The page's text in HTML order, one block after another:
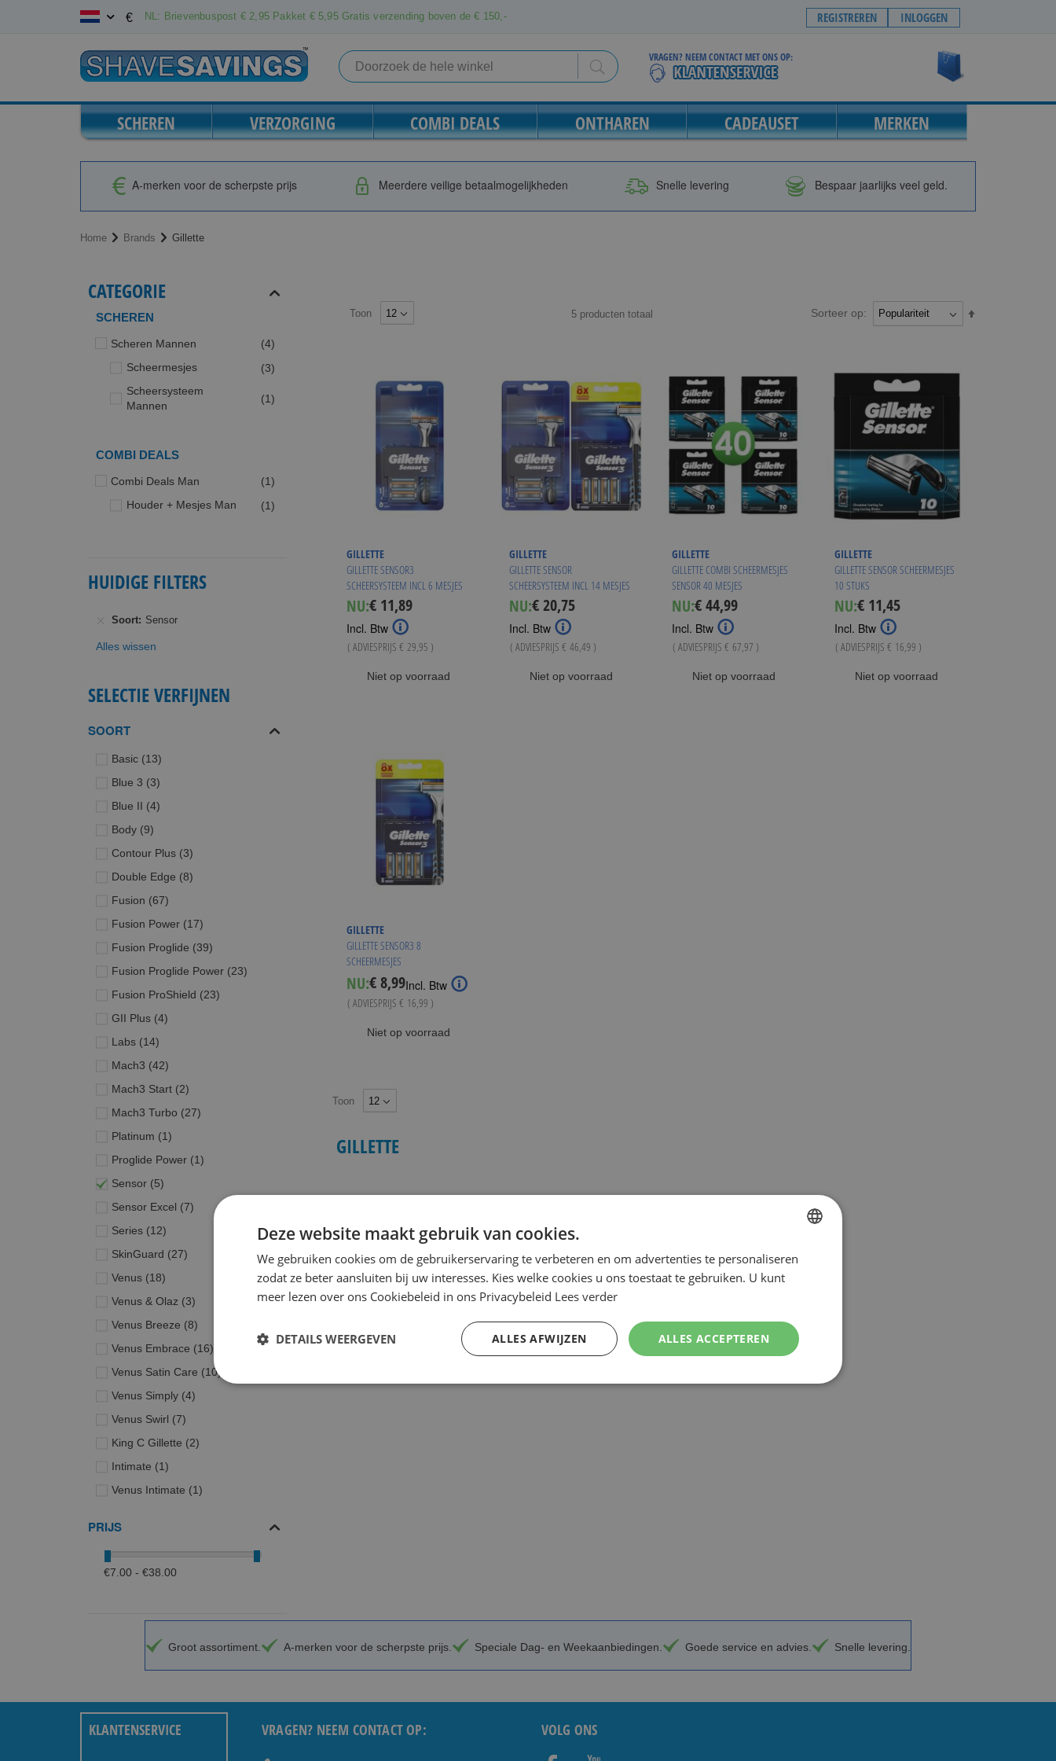
Ga
inhoud
€ NL: Brievenbuspost € 2,95 Pakket € 5,95 Gratis verzending boven de € 150,- REGISTREREN INLOGGEN
Search
VRAGEN? NEEM CONTACT MET ONS OP:
SCHEREN VERZORGING COMBI DEALS ONTHAREN CADEAUSET MERKEN
A-merken voor de scherpste prijs Meerdere veilige betaalmogelijkheden Snelle levering Bespaar jaarlijks veel geld.
Home Brands Gillette
Toon Sorteer op:
5 productentotaal
GILLETTE
GILLETTE SENSOR3
SCHEERSYSTEEM INCL 6 MESJES
NU:Special
Price
€ 11,89
Incl. Btw
( ADVIESPRIJS € 29,95 )
Niet op voorraad
GILLETTE
GILLETTE SENSOR
SCHEERSYSTEEM INCL 14 MESJES
NU:Special
Price
€ 20,75
Incl. Btw
( ADVIESPRIJS € 46,49 )
Niet op voorraad
GILLETTE
GILLETTE COMBI SCHEERMESJES
SENSOR 40 MESJES
NU:Special
Price
€ 44,99
Incl. Btw
( ADVIESPRIJS € 67,97 )
Niet op voorraad
GILLETTE
GILLETTE SENSOR SCHEERMESJES
10 STUKS
NU:Special
Price
€ 11,45
Incl. Btw
( ADVIESPRIJS € 16,99 )
Niet op voorraad
GILLETTE
GILLETTE SENSOR3 8
SCHEERMESJES
NU:Special
Price
€ 8,99Incl. Btw
( ADVIESPRIJS € 16,99 )
Niet op voorraad
Toon
GILLETTE
CATEGORIE
SCHEREN
Scheren Mannen 4producten
Scheermesjes
3producten
Scheersysteem
Mannen
1product
COMBI DEALS
Combi Deals Man 1product
Houder + Mesjes Man
1product
HUIDIGE FILTERS
Soort Sensor
Alles wissen
SELECTIE VERFIJNEN
SOORT
Basic 13producten
Blue 3
3producten
Blue II
4producten
Body 9producten
Contour Plus 3producten
Double Edge
8producten
Fusion
67producten
Fusion Power
17producten
Fusion Proglide
39producten
Fusion Proglide Power
23producten
Fusion ProShield
23producten
GII Plus 4producten
Labs
14producten
Mach3
42producten
Mach3 Start
2producten
Mach3 Turbo
27producten
Platinum
1product
Proglide Power
1product
Sensor
5producten
Sensor Excel
7producten
Series
12producten
SkinGuard
27producten
Venus
18producten
Venus & Olaz
3producten
Venus Breeze
8producten
Venus Embrace
16producten
Venus Satin Care
10producten
Venus Simply 4producten
Venus Swirl
7producten
King C Gillette
2producten
Intimate
1product
Venus Intimate
1product
PRIJS
€7.00 - €38.00
Groot assortiment. A-merken voor de scherpste prijs. Speciale Dag- en Weekaanbiedingen. Goede service en advies. Snelle levering.
KLANTENSERVICE VRAGEN? NEEM CONTACT OP: VOLG ONS
DUTCH
ENGLISH
Deze website maakt gebruik van cookies.
We gebruiken cookies om de gebruikerservaring te verbeteren en om advertenties te personaliseren
zodat ze beter aansluiten bij uw interesses. Kies welke cookies u ons toestaat te gebruiken. U kunt
meer lezen over ons Cookiebeleid in ons Privacybeleid Lees verder
ALLES ACCEPTEREN
ALLES AFWIJZEN
DETAILS WEERGEVEN